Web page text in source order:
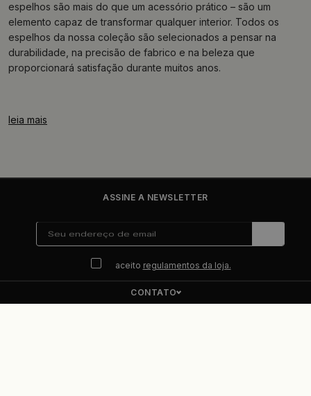
espelhos são mais do que um acessório prático – são um
elemento capaz de transformar qualquer interior. Todos os
espelhos da nossa coleção são selecionados a pensar na
durabilidade, na precisão de fabrico e na beleza que
proporcionará satisfação durante muitos anos.
leia mais
ASSINE A NEWSLETTER
aceito regulamentos da loja.
CONTATO